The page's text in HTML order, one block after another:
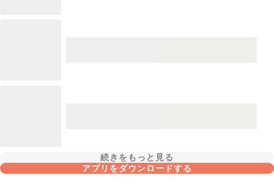
続きをもっと見る
アプリをダウンロードする